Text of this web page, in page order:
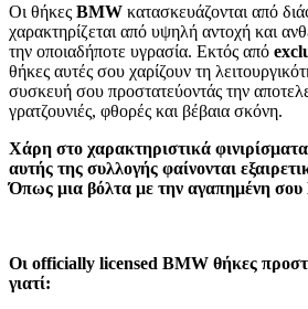
Οι θήκες BMW κατασκευάζονται από
χαρακτηρίζεται από υψηλή αντοχή και
την οποιαδήποτε υγρασία. Εκτός από
θήκες αυτές σου χαρίζουν τη
συσκευή σου προστατεύοντάς την
γρατζουνιές, φθορές και βέβαια σκόνη.
Χάρη στο χαρακτηριστικά
αυτής της συλλογής φαίνονται
Όπως μια βόλτα με την αγαπημένη
Οι officially licensed BMW θήκες
γιατί: